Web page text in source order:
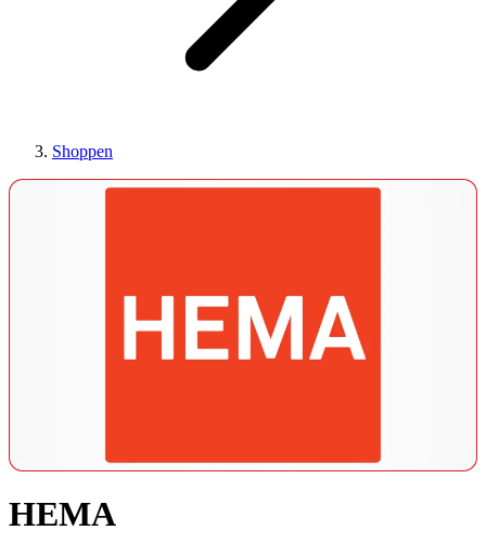
Shoppen
HEMA